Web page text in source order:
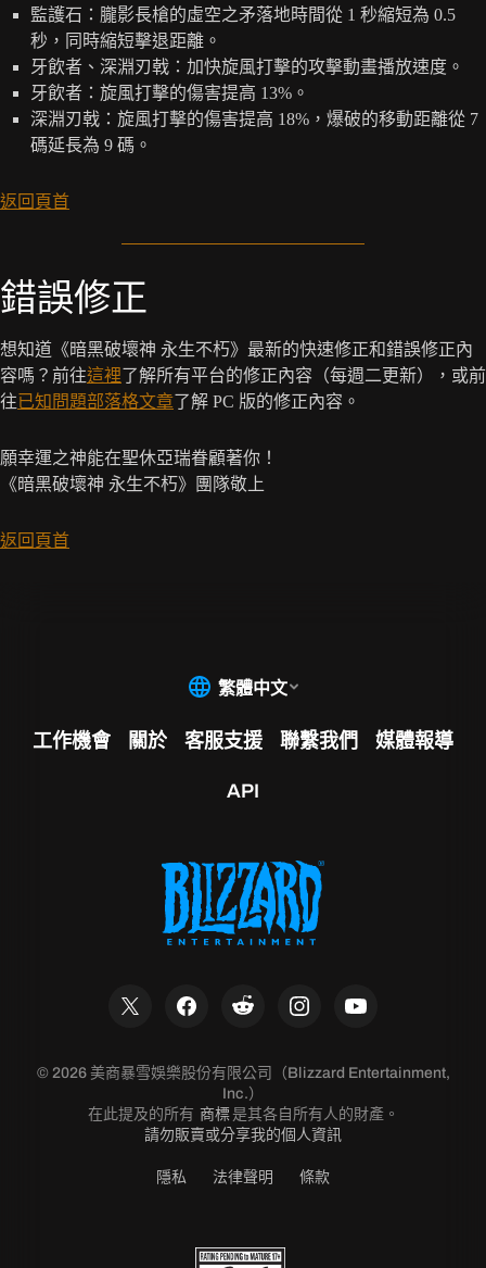
監護石：朧影長槍的虛空之矛落地時間從 1 秒縮短為 0.5
秒，同時縮短擊退距離。
牙飲者、深淵刃戟：加快旋風打擊的攻擊動畫播放速度。
牙飲者：旋風打擊的傷害提高 13%。
深淵刃戟：旋風打擊的傷害提高 18%，爆破的移動距離從 7
碼延長為 9 碼。
返回頁首
錯誤修正
想知道《暗黑破壞神 永生不朽》最新的快速修正和錯誤修正內
容嗎？前往這裡了解所有平台的修正內容（每週二更新），或前
往已知問題部落格文章了解 PC 版的修正內容。
願幸運之神能在聖休亞瑞眷顧著你！
《暗黑破壞神 永生不朽》團隊敬上
返回頁首